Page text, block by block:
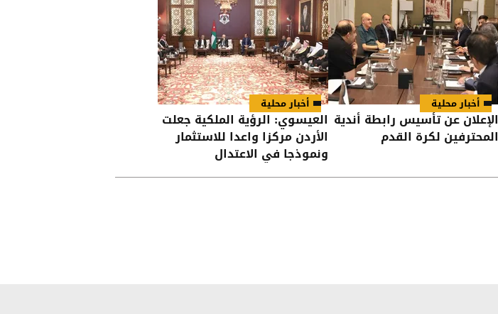
أخبار محلية
الإعلان عن تأسيس رابطة أندية
المحترفين لكرة القدم
أخبار محلية
العيسوي: الرؤية الملكية جعلت
الأردن مركزا واعدا للاستثمار
ونموذجا في الاعتدال